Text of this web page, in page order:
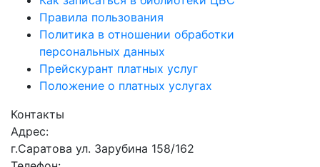
Правила пользования
Политика в отношении обработки
персональных данных
Прейскурант платных услуг
Положение о платных услугах
Контакты
Адрес:
г.Саратова ул. Зарубина 158/162